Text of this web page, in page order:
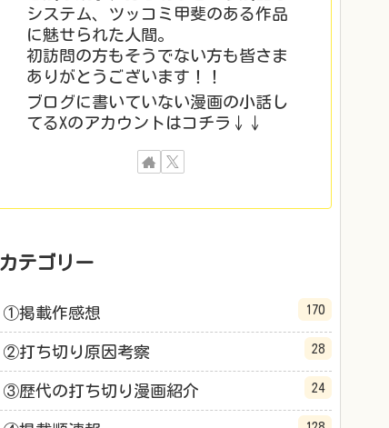
システム、ツッコミ甲斐のある作品
に魅せられた人間。
初訪問の方もそうでない方も皆さま
ありがとうございます！！
ブログに書いていない漫画の小話し
てるXのアカウントはコチラ↓↓
カテゴリー
①掲載作感想 170
②打ち切り原因考察 28
③歴代の打ち切り漫画紹介 24